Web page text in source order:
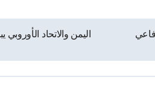
اليمن والاتحاد